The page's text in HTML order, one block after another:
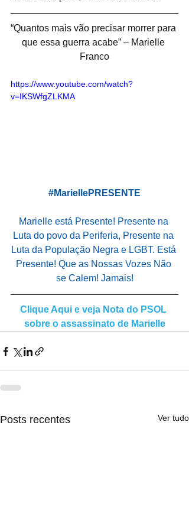
“Quantos mais vão precisar morrer para
que essa guerra acabe” – Marielle
Franco
https://www.youtube.com/watch?
v=IKSWfgZLKMA
#MariellePRESENTE
Marielle está Presente! Presente na
Luta do povo da Periferia, Presente na
Luta da População Negra e LGBT. Está
Presente! Que as Nossas Vozes Não
se Calem! Jamais!
Clique Aqui e veja Nota do PSOL
sobre o assassinato de Marielle
Posts recentes Ver tudo